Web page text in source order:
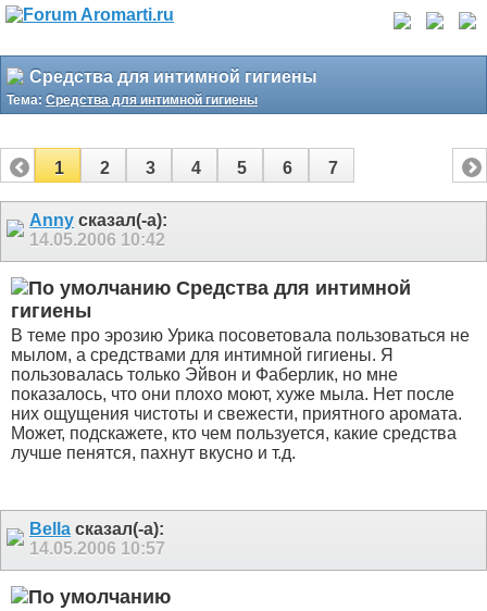
Средства для интимной гигиены
Тема: Средства для интимной гигиены
1 2 3 4 5 6 7
Anny сказал(-а):
14.05.2006 10:42
Средства для интимной
гигиены
В теме про эрозию Урика посоветовала пользоваться не
мылом, а средствами для интимной гигиены. Я
пользовалась только Эйвон и Фаберлик, но мне
показалось, что они плохо моют, хуже мыла. Нет после
них ощущения чистоты и свежести, приятного аромата.
Может, подскажете, кто чем пользуется, какие средства
лучше пенятся, пахнут вкусно и т.д.
Bella сказал(-а):
14.05.2006 10:57